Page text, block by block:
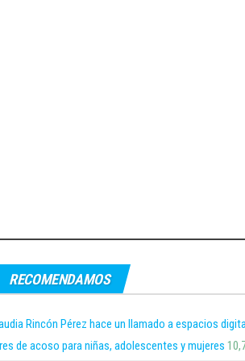
RECOMENDAMOS
Rincón Pérez hace un llamado a espacios
de acoso para niñas, adolescentes y mujeres